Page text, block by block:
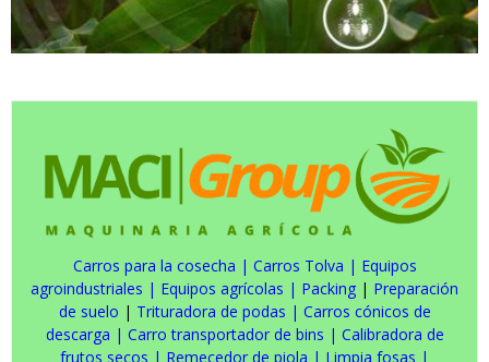
Carros para la cosecha | Carros Tolva | Equipos
agroindustriales | Equipos agrícolas | Packing | Preparación
de suelo | Trituradora de podas | Carros cónicos de
descarga | Carro transportador de bins | Calibradora de
frutos secos | Remecedor de piola | Limpia fosas |